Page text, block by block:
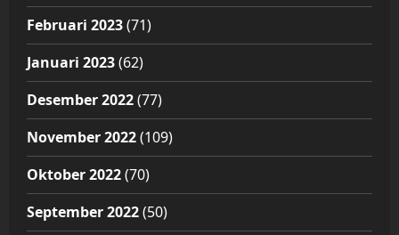
Februari 2023(71)
Januari 2023(62)
Desember 2022(77)
November 2022(109)
Oktober 2022(70)
September 2022(50)